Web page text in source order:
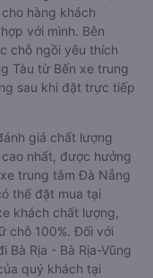
hàng khách
với mình. Bên
chỗ ngồi yêu thích
Tàu từ Bến xe trung
sau khi đặt trực tiếp
giá chất lượng
nhất, được hưởng
trung tâm Đà Nẵng
thể đặt mua tại
khách chất lượng,
chỗ 100%. Đối với
Rịa - Bà Rịa-Vũng
quý khách tại